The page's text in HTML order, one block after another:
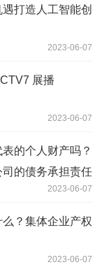
打造人工智能创
2023-06-07
展播
2023-06-07
的个人财产吗？
的债务承担责任
2023-06-07
？集体企业产权
2023-06-07